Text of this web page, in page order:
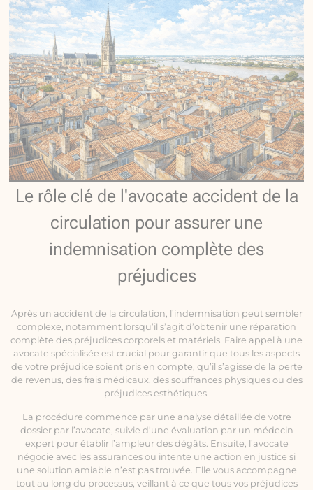
Le rôle clé de l'avocate accident de la
circulation pour assurer une
indemnisation complète des
préjudices
Après un accident de la circulation, l’indemnisation peut sembler
complexe, notamment lorsqu’il s’agit d’obtenir une réparation
complète des préjudices corporels et matériels. Faire appel à une
avocate spécialisée est crucial pour garantir que tous les aspects
de votre préjudice soient pris en compte, qu’il s’agisse de la perte
de revenus, des frais médicaux, des souffrances physiques ou des
préjudices esthétiques.
La procédure commence par une analyse détaillée de votre
dossier par l’avocate, suivie d’une évaluation par un médecin
expert pour établir l’ampleur des dégâts. Ensuite, l’avocate
négocie avec les assurances ou intente une action en justice si
une solution amiable n’est pas trouvée. Elle vous accompagne
tout au long du processus, veillant à ce que tous vos préjudices